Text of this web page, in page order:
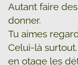
Autant faire
donner.
Tu aimes
Celui-là
en otage les